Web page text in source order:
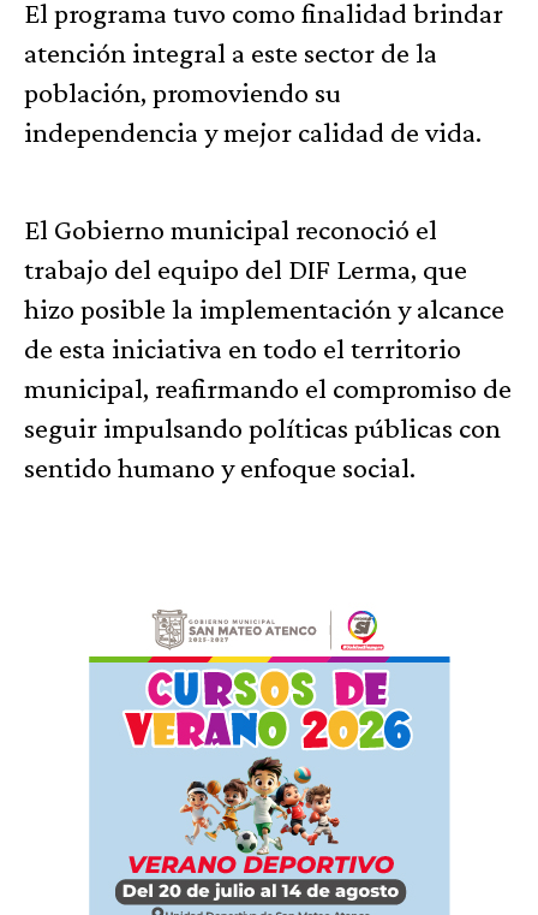
El programa tuvo como finalidad brindar
atención integral a este sector de la
población, promoviendo su
independencia y mejor calidad de vida.
El Gobierno municipal reconoció el
trabajo del equipo del DIF Lerma, que
hizo posible la implementación y alcance
de esta iniciativa en todo el territorio
municipal, reafirmando el compromiso de
seguir impulsando políticas públicas con
sentido humano y enfoque social.